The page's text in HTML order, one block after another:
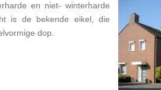
en niet- winterharde
is de bekende eikel, die
dop.